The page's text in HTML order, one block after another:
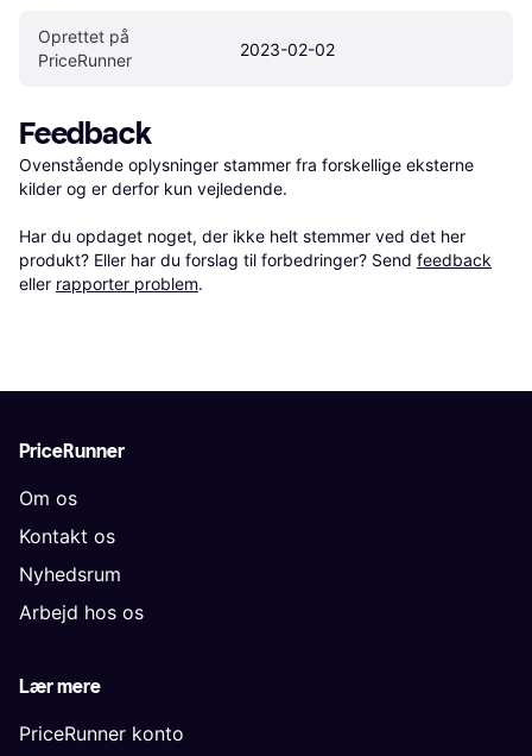
Oprettet på
PriceRunner
2023-02-02
Feedback
Ovenstående oplysninger stammer fra forskellige eksterne
kilder og er derfor kun vejledende.
Har du opdaget noget, der ikke helt stemmer ved det her
produkt? Eller har du forslag til forbedringer? Send feedback
eller rapporter problem.
PriceRunner
Om os
Kontakt os
Nyhedsrum
Arbejd hos os
Lær mere
PriceRunner konto